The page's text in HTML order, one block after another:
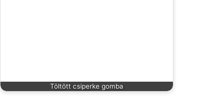
Töltött csiperke gomba